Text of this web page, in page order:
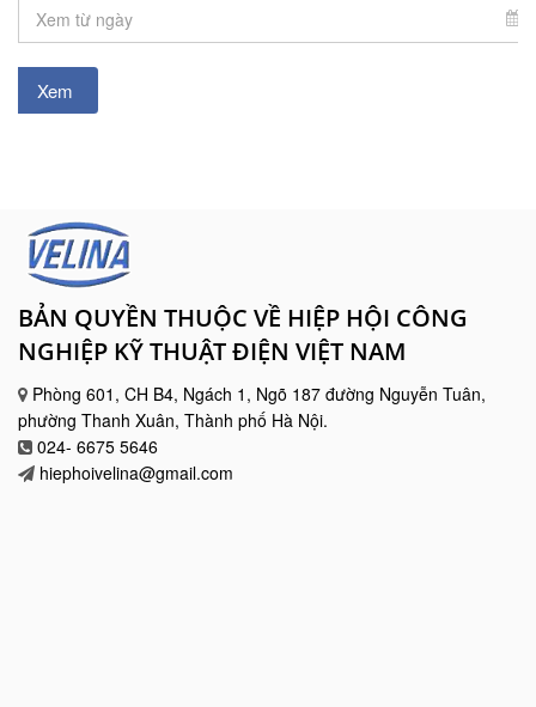
BẢN QUYỀN THUỘC VỀ HIỆP HỘI CÔNG
NGHIỆP KỸ THUẬT ĐIỆN VIỆT NAM
Phòng 601, CH B4, Ngách 1, Ngõ 187 đường Nguyễn Tuân,
phường Thanh Xuân, Thành phố Hà Nội.
024- 6675 5646
hiephoivelina@gmail.com